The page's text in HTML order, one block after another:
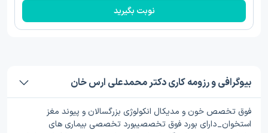
نوبت بگیرید
بیوگرافی و رزومه کاری دکتر محمدعلی ارس خان
فوق تخصص خون و مدیکال انکولوژی بزرگسالان و پیوند مغز
استخوان_دارای بورد فوق تخصصیبورد تخصصی بیماری های